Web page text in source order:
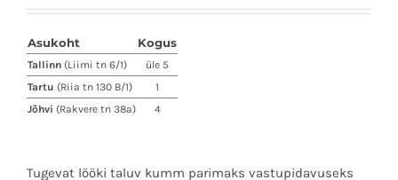
Asukoht Kogus
Tallinn (Liimi tn 6/1)
üle 5
Tartu (Riia tn 130 B/1)
1
Jõhvi (Rakvere tn 38a) 4
Tugevat lööki taluv kumm parimaks vastupidavuseks